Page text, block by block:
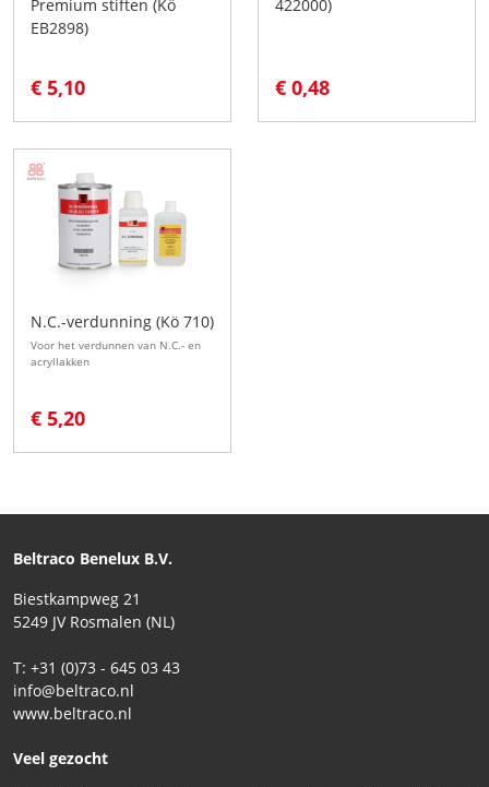
Premium stiften (Kö
EB2898)
€ 5,10
422000)
€ 0,48
N.C.-verdunning (Kö 710)
Voor het verdunnen van N.C.- en
acryllakken
€ 5,20
Beltraco Benelux B.V.
Biestkampweg 21
5249 JV Rosmalen (NL)
T: +31 (0)73 - 645 03 43
info@beltraco.nl
www.beltraco.nl
Veel gezocht